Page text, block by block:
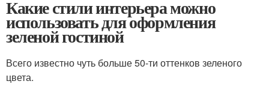
Какие стили интерьера можно
использовать для оформления
зеленой гостиной
Всего известно чуть больше 50-ти оттенков зеленого
цвета.